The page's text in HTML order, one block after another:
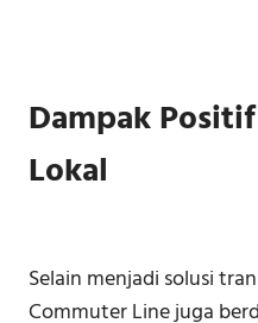
Dampak
Lokal
Selain menjadi solusi
Commuter Line juga